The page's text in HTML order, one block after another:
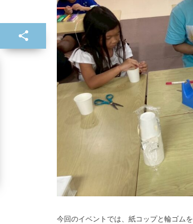
今回のイベントでは、紙コップと輪ゴム